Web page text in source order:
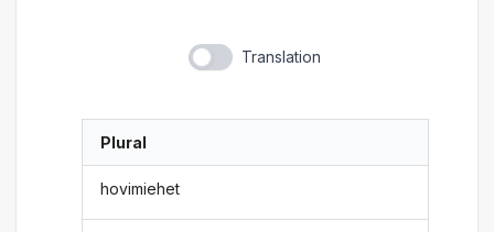
Translation
Plural
hovimiehet